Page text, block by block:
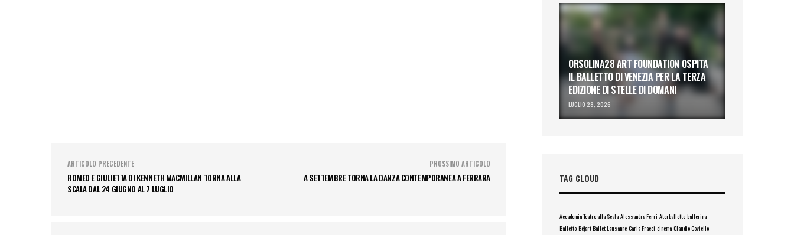
ARTICOLO PRECEDENTE
ROMEO E GIULIETTA DI KENNETH MACMILLAN TORNA ALLA
SCALA DAL 24 GIUGNO AL 7 LUGLIO
PROSSIMO ARTICOLO
A SETTEMBRE TORNA LA DANZA CONTEMPORANEA A FERRARA
ORSOLINA28 ART FOUNDATION OSPITA
IL BALLETTO DI VENEZIA PER LA TERZA
EDIZIONE DI STELLE DI DOMANI
LUGLIO 28, 2026
TAG CLOUD
Accademia Teatro alla Scala Alessandra Ferri Aterballetto ballerina
Balletto Béjart Ballet Lausanne Carla Fracci cinema Claudio Coviello